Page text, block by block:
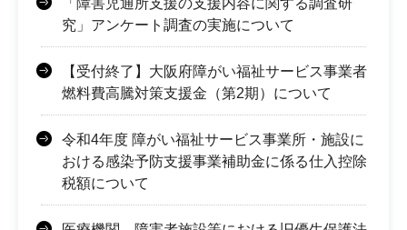
究」アンケート調査の実施について
【受付終了】大阪府障がい福祉サービス事業者
燃料費高騰対策支援金（第2期）について
令和4年度 障がい福祉サービス事業所・施設に
おける感染予防支援事業補助金に係る仕入控除
税額について